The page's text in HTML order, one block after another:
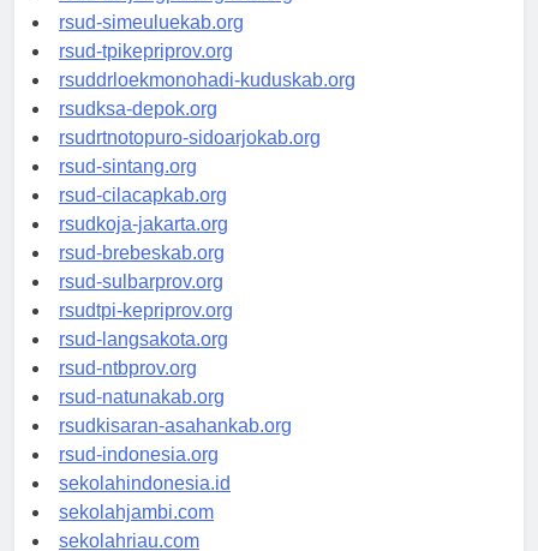
rsud-tanjungpinangkota.org
rsud-simeuluekab.org
rsud-tpikepriprov.org
rsuddrloekmonohadi-kuduskab.org
rsudksa-depok.org
rsudrtnotopuro-sidoarjokab.org
rsud-sintang.org
rsud-cilacapkab.org
rsudkoja-jakarta.org
rsud-brebeskab.org
rsud-sulbarprov.org
rsudtpi-kepriprov.org
rsud-langsakota.org
rsud-ntbprov.org
rsud-natunakab.org
rsudkisaran-asahankab.org
rsud-indonesia.org
sekolahindonesia.id
sekolahjambi.com